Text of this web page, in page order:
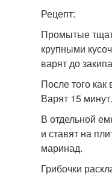
Рецепт:
Промытые
крупными
варят до
После того как
Варят 15 минут.
В отдельной
и ставят на
маринад.
Грибочки